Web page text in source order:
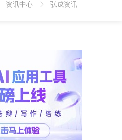
资讯中心
弘成资讯